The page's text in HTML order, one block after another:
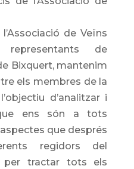
de Veïns
de
Bixquert, mantenim
els membres de la
d’analitzar i
ens són a tots
que després
regidors del
per tractar tots els